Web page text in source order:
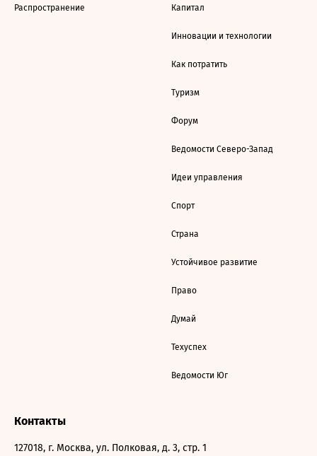
Распространение Капитал
Инновации и технологии
Как потратить
Туризм
Форум
Ведомости Северо-Запад
Идеи управления
Спорт
Страна
Устойчивое развитие
Право
Думай
Техуспех
Ведомости Юг
Контакты
127018, г. Москва, ул. Полковая, д. 3, стр. 1